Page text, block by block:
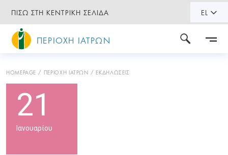
ΠΙΣΩ ΣΤΗ ΚΕΝΤΡΙΚΗ ΣΕΛΙΔΑ EL
ΠΕΡΙΟΧΗ ΙΑΤΡΩΝ
HOMEPAGE ΠΕΡΙΟΧΗ ΙΑΤΡΩΝ ΕΚΔΗΛΩΣΕΙΣ
21
Ιανουαρίου